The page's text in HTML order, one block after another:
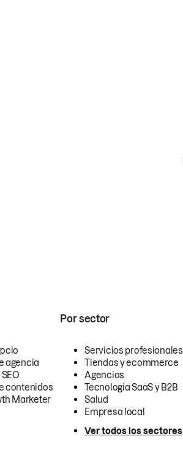
agencia
contenidos
Marketer
Por sector
Servicios profesionales
Tiendas y ecommerce
Agencias
Tecnología SaaS y B2B
Salud
Empresa local
Ver todos los sectores